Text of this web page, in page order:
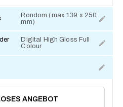
Rondom (max 139 x 250
mm)
Digital High Gloss Full
Colour
ANGEBOT